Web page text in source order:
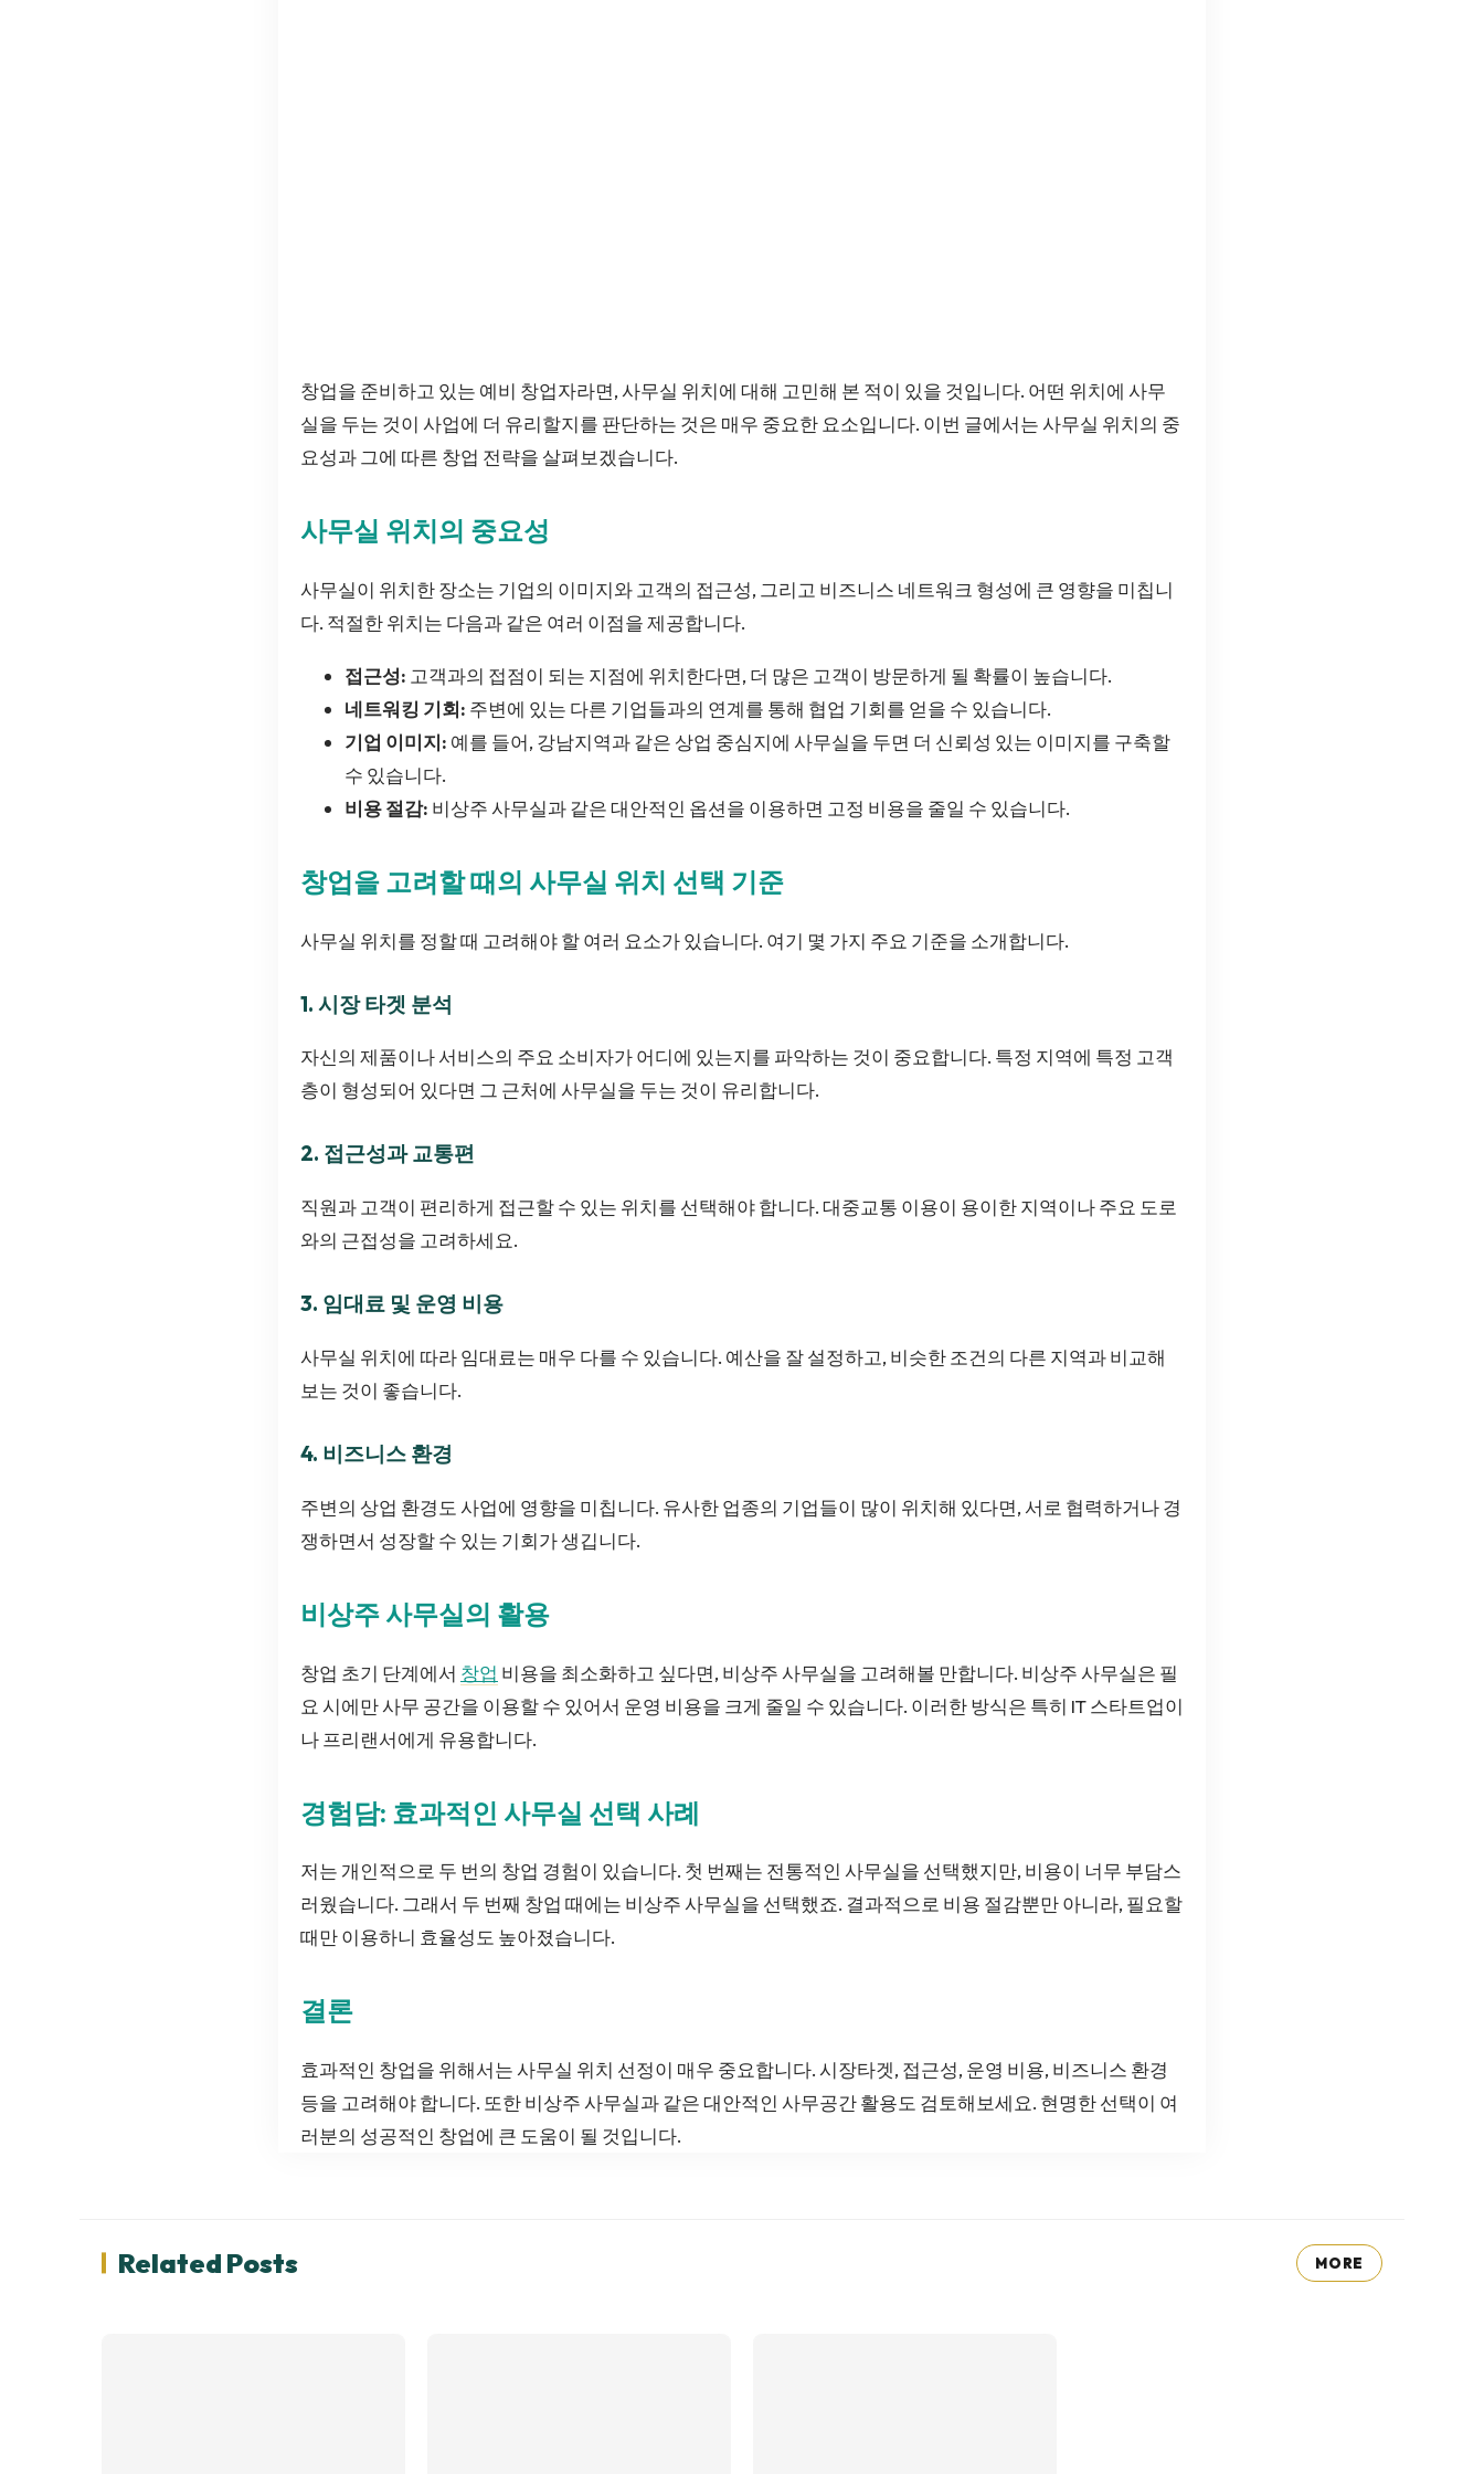
창업을 준비하고 있는 예비 창업자라면, 사무실 위치에 대해 고민해 본 적이 있을 것입니다. 어떤 위치에 사무
실을 두는 것이 사업에 더 유리할지를 판단하는 것은 매우 중요한 요소입니다. 이번 글에서는 사무실 위치의 중
요성과 그에 따른 창업 전략을 살펴보겠습니다.
사무실 위치의 중요성
사무실이 위치한 장소는 기업의 이미지와 고객의 접근성, 그리고 비즈니스 네트워크 형성에 큰 영향을 미칩니
다. 적절한 위치는 다음과 같은 여러 이점을 제공합니다.
접근성: 고객과의 접점이 되는 지점에 위치한다면, 더 많은 고객이 방문하게 될 확률이 높습니다.
네트워킹 기회: 주변에 있는 다른 기업들과의 연계를 통해 협업 기회를 얻을 수 있습니다.
기업 이미지: 예를 들어, 강남지역과 같은 상업 중심지에 사무실을 두면 더 신뢰성 있는 이미지를 구축할
수 있습니다.
비용 절감: 비상주 사무실과 같은 대안적인 옵션을 이용하면 고정 비용을 줄일 수 있습니다.
창업을 고려할 때의 사무실 위치 선택 기준
사무실 위치를 정할 때 고려해야 할 여러 요소가 있습니다. 여기 몇 가지 주요 기준을 소개합니다.
1. 시장 타겟 분석
자신의 제품이나 서비스의 주요 소비자가 어디에 있는지를 파악하는 것이 중요합니다. 특정 지역에 특정 고객
층이 형성되어 있다면 그 근처에 사무실을 두는 것이 유리합니다.
2. 접근성과 교통편
직원과 고객이 편리하게 접근할 수 있는 위치를 선택해야 합니다. 대중교통 이용이 용이한 지역이나 주요 도로
와의 근접성을 고려하세요.
3. 임대료 및 운영 비용
사무실 위치에 따라 임대료는 매우 다를 수 있습니다. 예산을 잘 설정하고, 비슷한 조건의 다른 지역과 비교해
보는 것이 좋습니다.
4. 비즈니스 환경
주변의 상업 환경도 사업에 영향을 미칩니다. 유사한 업종의 기업들이 많이 위치해 있다면, 서로 협력하거나 경
쟁하면서 성장할 수 있는 기회가 생깁니다.
비상주 사무실의 활용
창업 초기 단계에서 창업 비용을 최소화하고 싶다면, 비상주 사무실을 고려해볼 만합니다. 비상주 사무실은 필
요 시에만 사무 공간을 이용할 수 있어서 운영 비용을 크게 줄일 수 있습니다. 이러한 방식은 특히 IT 스타트업이
나 프리랜서에게 유용합니다.
경험담: 효과적인 사무실 선택 사례
저는 개인적으로 두 번의 창업 경험이 있습니다. 첫 번째는 전통적인 사무실을 선택했지만, 비용이 너무 부담스
러웠습니다. 그래서 두 번째 창업 때에는 비상주 사무실을 선택했죠. 결과적으로 비용 절감뿐만 아니라, 필요할
때만 이용하니 효율성도 높아졌습니다.
결론
효과적인 창업을 위해서는 사무실 위치 선정이 매우 중요합니다. 시장타겟, 접근성, 운영 비용, 비즈니스 환경
등을 고려해야 합니다. 또한 비상주 사무실과 같은 대안적인 사무공간 활용도 검토해보세요. 현명한 선택이 여
러분의 성공적인 창업에 큰 도움이 될 것입니다.
Related Posts MORE